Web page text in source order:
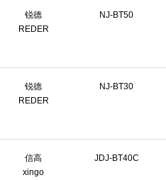
锐德
REDER
NJ-BT50
锐德
REDER
NJ-BT30
信高
xingo
JDJ-BT40C